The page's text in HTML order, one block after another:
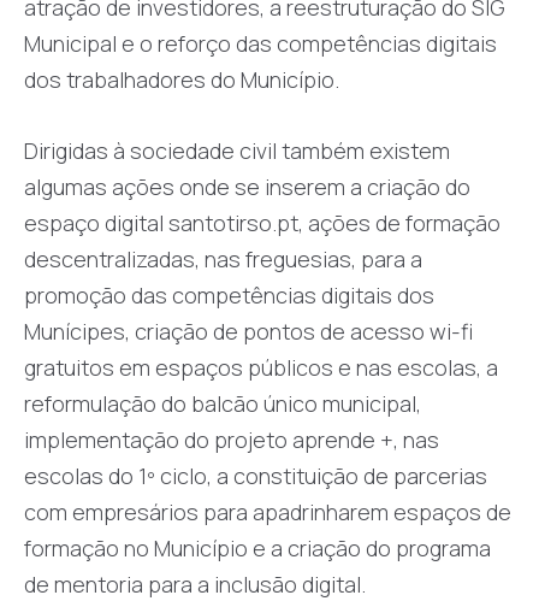
atração de investidores, a reestruturação do SIG
Municipal e o reforço das competências digitais
dos trabalhadores do Município.
Dirigidas à sociedade civil também existem
algumas ações onde se inserem a criação do
espaço digital santotirso.pt, ações de formação
descentralizadas, nas freguesias, para a
promoção das competências digitais dos
Munícipes, criação de pontos de acesso wi-fi
gratuitos em espaços públicos e nas escolas, a
reformulação do balcão único municipal,
implementação do projeto aprende +, nas
escolas do 1º ciclo, a constituição de parcerias
com empresários para apadrinharem espaços de
formação no Município e a criação do programa
de mentoria para a inclusão digital.